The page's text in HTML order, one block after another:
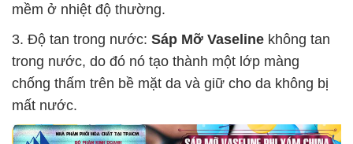
mềm ở nhiệt độ thường.
3. Độ tan trong nước: Sáp Mỡ Vaseline không tan
trong nước, do đó nó tạo thành một lớp màng
chống thấm trên bề mặt da và giữ cho da không bị
mất nước.